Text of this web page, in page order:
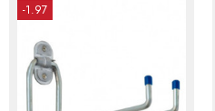
-1.97